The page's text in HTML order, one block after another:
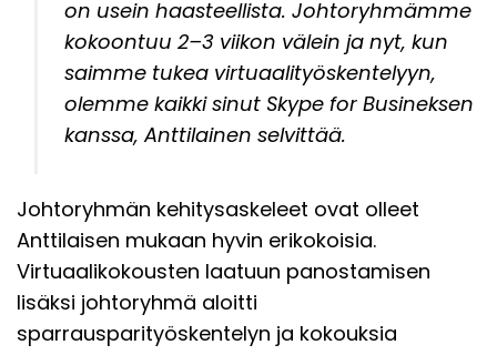
on usein haasteellista. Johtoryhmämme
kokoontuu 2–3 viikon välein ja nyt, kun
saimme tukea virtuaalityöskentelyyn,
olemme kaikki sinut Skype for Busineksen
kanssa, Anttilainen selvittää.
Johtoryhmän kehitysaskeleet ovat olleet
Anttilaisen mukaan hyvin erikokoisia.
Virtuaalikokousten laatuun panostamisen
lisäksi johtoryhmä aloitti
sparrausparityöskentelyn ja kokouksia